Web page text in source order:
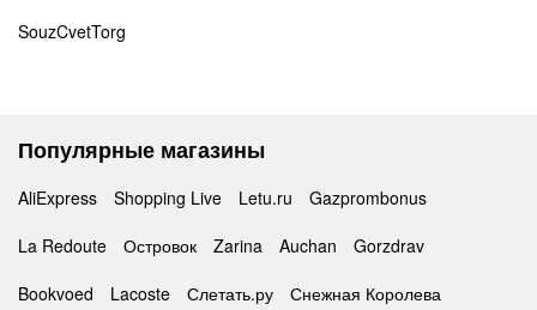
SouzCvetTorg
Популярные магазины
AliExpress Shopping Live Letu.ru
Gazprombonus
La Redoute
Островок Zarina Auchan
Gorzdrav
Bookvoed
Lacoste Слетать.ру Снежная Королева